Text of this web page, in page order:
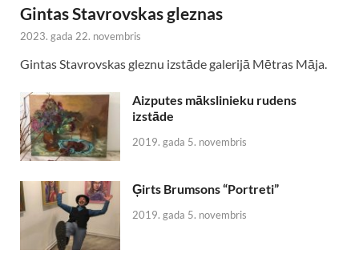
Gintas Stavrovskas gleznas
2023. gada 22. novembris
Gintas Stavrovskas gleznu izstāde galerijā Mētras Māja.
Aizputes mākslinieku rudens
izstāde
2019. gada 5. novembris
Ģirts Brumsons “Portreti”
2019. gada 5. novembris